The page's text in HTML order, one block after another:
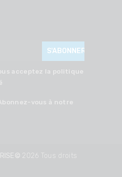
acceptez la politique
vous à notre
2026 Tous droits